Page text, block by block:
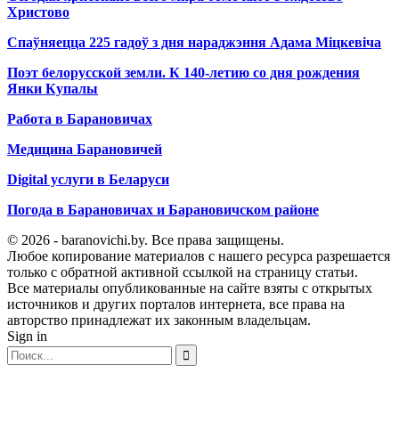
Христово
Спаўняецца 225 гадоў з дня нараджэння Адама Міцкевіча
Поэт белорусской земли. К 140-летию со дня рождения
Янки Купалы
Работа в Барановичах
Медицина Барановичей
Digital услуги в Беларуси
Погода в Барановичах и Барановичском районе
© 2026 - baranovichi.by. Все права защищены.
Любое копирование материалов с нашего ресурса разрешается
только с обратной активной ссылкой на страницу статьи.
Все материалы опубликованные на сайте взяты с открытых
источников и других порталов интернета, все права на
авторство принадлежат их законным владельцам.
Sign in